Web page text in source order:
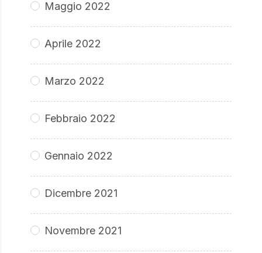
Maggio 2022
Aprile 2022
Marzo 2022
Febbraio 2022
Gennaio 2022
Dicembre 2021
Novembre 2021